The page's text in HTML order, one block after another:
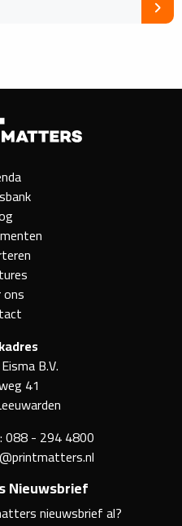
B.V.
41
088 - 294 4800
Nieuwsbrief
nieuwsbrief al?